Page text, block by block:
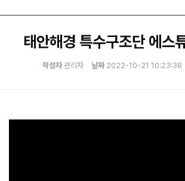
태안해경 특수구조단 에스
작성자관리자 날짜2022-10-21 10:23:38